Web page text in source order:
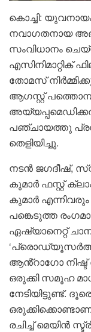
കൊച്ചി:
നവാഗതനായ
സംവിധാനം
എസിനിമാറ്റിക്
തോമസ്
ആഗസ്റ്റ്
പഞ്ചായത്തു
തെളിയിച്ചു.
നടൻ ജഗദീഷ്,
കുമാർ ഫസ്റ്റ്
കുമാർ എന്നിവരും
പങ്കെടുത്ത
ഏഷ്യാനെറ്റ്
ആൻ്റാഗോ നിഷ്ട്
ഒരുക്കി സമൂഹ
നേടിയിട്ടുണ്ട്.
രചിച്ച് മെയിൻ